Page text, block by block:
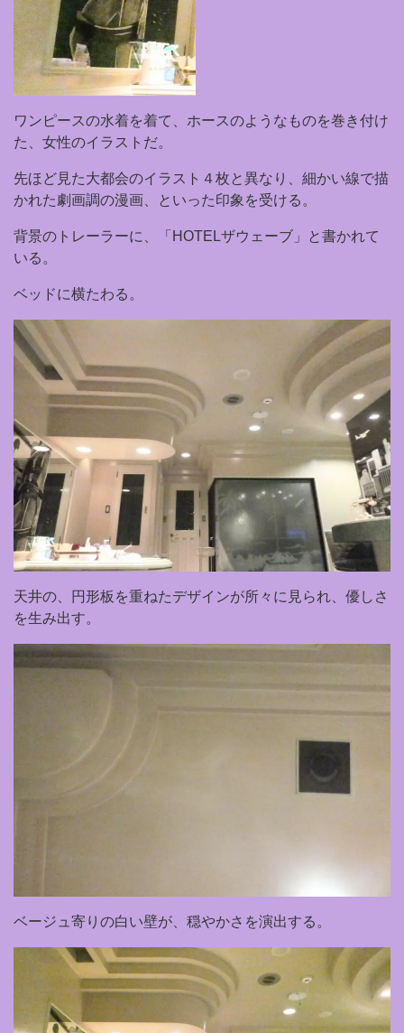
ワンピースの水着を着て、ホースのようなものを巻き付け
た、女性のイラストだ。
先ほど見た大都会のイラスト４枚と異なり、細かい線で描
かれた劇画調の漫画、といった印象を受ける。
背景のトレーラーに、「HOTELザウェーブ」と書かれて
いる。
ベッドに横たわる。
天井の、円形板を重ねたデザインが所々に見られ、優しさ
を生み出す。
ベージュ寄りの白い壁が、穏やかさを演出する。